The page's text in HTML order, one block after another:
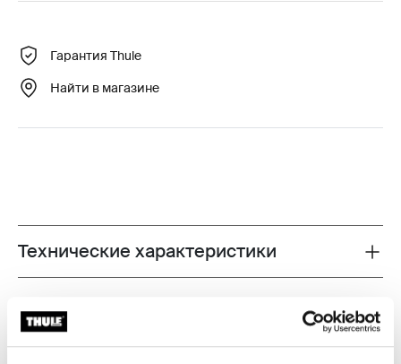
Гарантия Thule
Найти в магазине
Toggle techspec
Технические характеристики
Максимально протестировано